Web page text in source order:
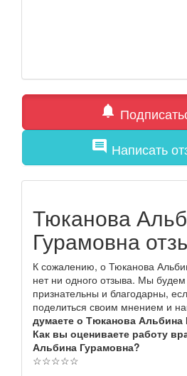
notifications
comment Написать
Тюканова
Гурамовна
К сожалению, о Тюканова
нет ни одного отзыва. Мы
признательны и благодарны,
поделиться своим мнением и
думаете о Тюканова Альбина
Как вы оцениваете работу
Альбина Гурамовна?
☆☆☆☆☆